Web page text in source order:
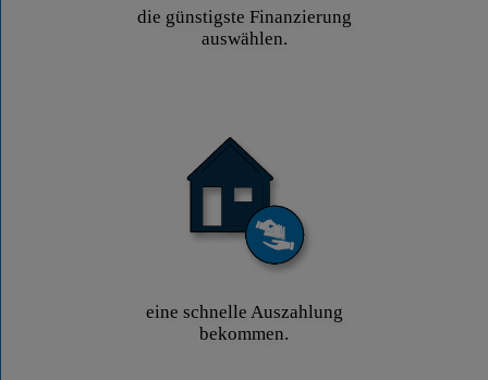
die günstigste Finanzierung
auswählen.
eine schnelle Auszahlung
bekommen.